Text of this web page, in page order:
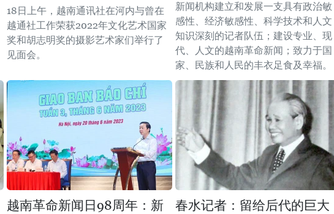
18日上午，越南通讯社在河内与曾在
越通社工作荣获2022年文化艺术国家
奖和胡志明奖的摄影艺术家们举行了
见面会。
新闻机构建立和发展一支具有政治敏
感性、经济敏感性、科学技术和人文
知识深刻的记者队伍；建设专业、现
代、人文的越南革命新闻；致力于国
家、民族和人民的丰衣足食及幸福。
越南革命新闻日98周年：新
春水记者：留给后代的巨大